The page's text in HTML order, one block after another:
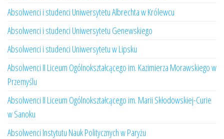
Absolwenci i studenci Uniwersytetu Albrechta w Królewcu
Absolwenci i studenci Uniwersytetu Genewskiego
Absolwenci i studenci Uniwersytetu w Lipsku
Absolwenci II Liceum Ogólnokształcącego im. Kazimierza Morawskiego w
Przemyślu
Absolwenci II Liceum Ogólnokształcącego im. Marii Skłodowskiej-Curie
w Sanoku
Absolwenci Instytutu Nauk Politycznych w Paryżu